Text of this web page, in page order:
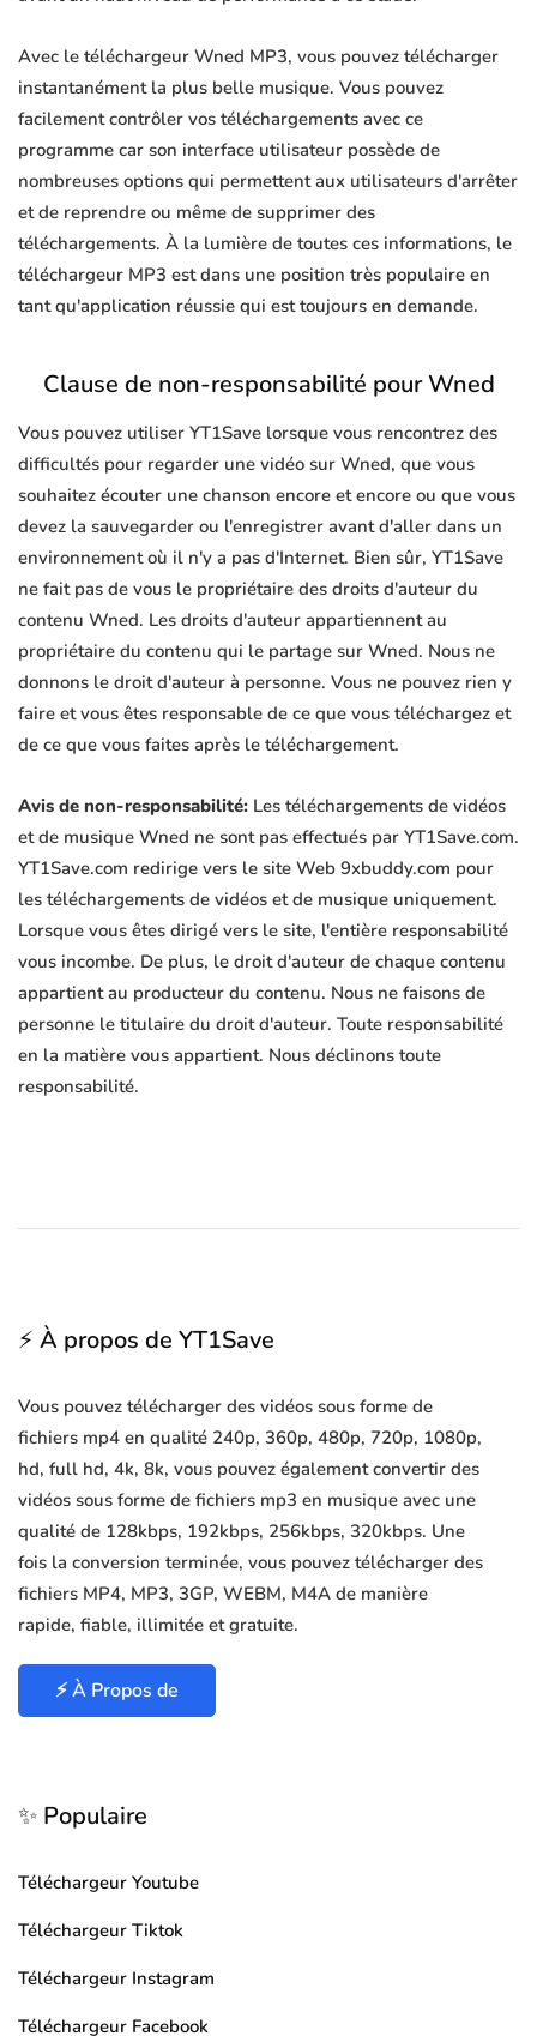
Avec le téléchargeur Wned MP3, vous pouvez télécharger
instantanément la plus belle musique. Vous pouvez
facilement contrôler vos téléchargements avec ce
programme car son interface utilisateur possède de
nombreuses options qui permettent aux utilisateurs d'arrêter
et de reprendre ou même de supprimer des
téléchargements. À la lumière de toutes ces informations, le
téléchargeur MP3 est dans une position très populaire en
tant qu'application réussie qui est toujours en demande.
Clause de non-responsabilité pour Wned
Vous pouvez utiliser YT1Save lorsque vous rencontrez des
difficultés pour regarder une vidéo sur Wned, que vous
souhaitez écouter une chanson encore et encore ou que vous
devez la sauvegarder ou l'enregistrer avant d'aller dans un
environnement où il n'y a pas d'Internet. Bien sûr, YT1Save
ne fait pas de vous le propriétaire des droits d'auteur du
contenu Wned. Les droits d'auteur appartiennent au
propriétaire du contenu qui le partage sur Wned. Nous ne
donnons le droit d'auteur à personne. Vous ne pouvez rien y
faire et vous êtes responsable de ce que vous téléchargez et
de ce que vous faites après le téléchargement.
Avis de non-responsabilité: Les téléchargements de vidéos
et de musique Wned ne sont pas effectués par YT1Save.com.
YT1Save.com redirige vers le site Web 9xbuddy.com pour
les téléchargements de vidéos et de musique uniquement.
Lorsque vous êtes dirigé vers le site, l'entière responsabilité
vous incombe. De plus, le droit d'auteur de chaque contenu
appartient au producteur du contenu. Nous ne faisons de
personne le titulaire du droit d'auteur. Toute responsabilité
en la matière vous appartient. Nous déclinons toute
responsabilité.
⚡ À propos de YT1Save
Vous pouvez télécharger des vidéos sous forme de
fichiers mp4 en qualité 240p, 360p, 480p, 720p, 1080p,
hd, full hd, 4k, 8k, vous pouvez également convertir des
vidéos sous forme de fichiers mp3 en musique avec une
qualité de 128kbps, 192kbps, 256kbps, 320kbps. Une
fois la conversion terminée, vous pouvez télécharger des
fichiers MP4, MP3, 3GP, WEBM, M4A de manière
rapide, fiable, illimitée et gratuite.
⚡ À Propos de
✨ Populaire
Téléchargeur Youtube
Téléchargeur Tiktok
Téléchargeur Instagram
Téléchargeur Facebook